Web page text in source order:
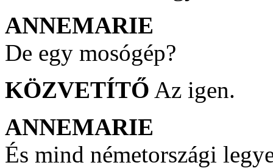
ANNEMARIE
De egy mosógép?
KÖZVETÍTŐ Az igen.
ANNEMARIE
És mind németországi